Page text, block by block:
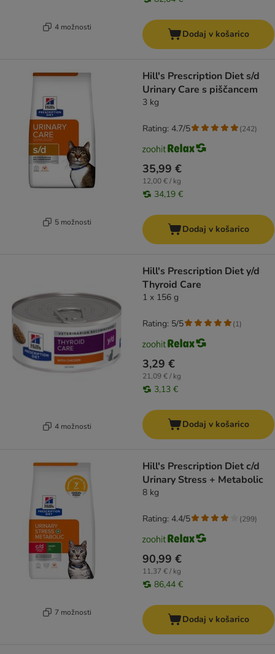
4 možnosti
Dodaj v košarico
5 možnosti
Hill's Prescription Diet s/d
Urinary Care s piščancem
3 kg
35,99 €
12,00 € / kg
34,19 €
Rating: 4.7/5 (242)
Dodaj v košarico
4 možnosti
Hill's Prescription Diet y/d
Thyroid Care
1 x 156 g
3,29 €
21,09 € / kg
3,13 €
Rating: 5/5 (1)
Dodaj v košarico
7 možnosti
Hill's Prescription Diet c/d
Urinary Stress + Metabolic
8 kg
90,99 €
11,37 € / kg
86,44 €
Rating: 4.4/5 (299)
Dodaj v košarico